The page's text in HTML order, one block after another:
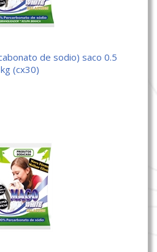
kg (cx30)